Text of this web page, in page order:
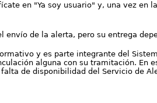
en "Ya soy usuario" y, una vez en
envío de la alerta, pero su entrega
y es parte integrante del
alguna con su tramitación. En
de disponibilidad del Servicio de